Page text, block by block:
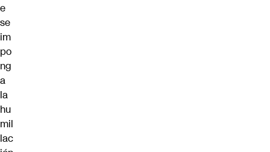
e
se
im
po
ng
a
la
hu
mil
lac